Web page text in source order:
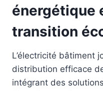
énergétique
transition
L’électricité bâtiment
distribution efficace
intégrant des